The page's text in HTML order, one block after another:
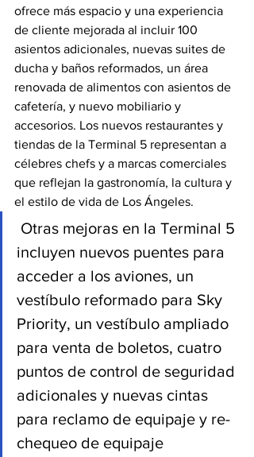
ofrece más espacio y una experiencia
de cliente mejorada al incluir 100
asientos adicionales, nuevas suites de
ducha y baños reformados, un área
renovada de alimentos con asientos de
cafetería, y nuevo mobiliario y
accesorios. Los nuevos restaurantes y
tiendas de la Terminal 5 representan a
célebres chefs y a marcas comerciales
que reflejan la gastronomía, la cultura y
el estilo de vida de Los Ángeles.
Otras mejoras en la Terminal 5
incluyen nuevos puentes para
acceder a los aviones, un
vestíbulo reformado para Sky
Priority, un vestíbulo ampliado
para venta de boletos, cuatro
puntos de control de seguridad
adicionales y nuevas cintas
para reclamo de equipaje y re-
chequeo de equipaje